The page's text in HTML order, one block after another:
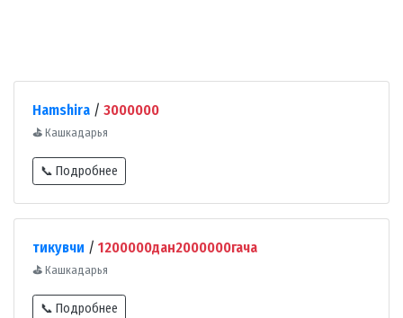
Hamshira / 3000000
⛳ Кашкадарья
📞 Подробнее
тикувчи / 1200000дан2000000гача
⛳ Кашкадарья
📞 Подробнее